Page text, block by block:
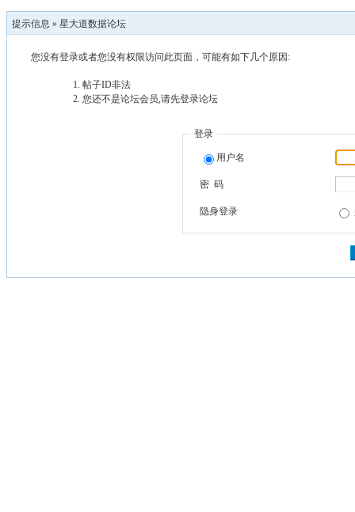
提示信息 » 星大道数据论坛
您没有登录或者您没有权限访问此页面，可能有如下几个原因:
帖子ID非法
您还不是论坛会员,请先登录论坛
登录
用户名
密 码
隐身登录